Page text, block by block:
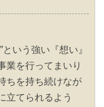
いう強い『想い』
業を行ってまいり
ちを持ち続けなが
立てられるよう